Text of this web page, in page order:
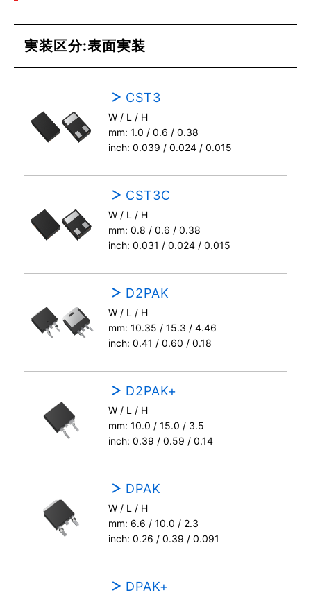
実装区分:表面実装
CST3
W / L / H
mm: 1.0 / 0.6 / 0.38
inch: 0.039 / 0.024 / 0.015
CST3C
W / L / H
mm: 0.8 / 0.6 / 0.38
inch: 0.031 / 0.024 / 0.015
D2PAK
W / L / H
mm: 10.35 / 15.3 / 4.46
inch: 0.41 / 0.60 / 0.18
D2PAK+
W / L / H
mm: 10.0 / 15.0 / 3.5
inch: 0.39 / 0.59 / 0.14
DPAK
W / L / H
mm: 6.6 / 10.0 / 2.3
inch: 0.26 / 0.39 / 0.091
DPAK+